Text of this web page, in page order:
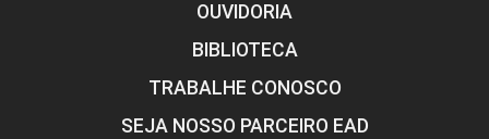
10h
OUVIDORIA
BIBLIOTECA
TRABALHE CONOSCO
SEJA NOSSO PARCEIRO EAD